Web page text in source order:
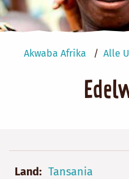
Akwaba Afrika Alle
Land
Tansania